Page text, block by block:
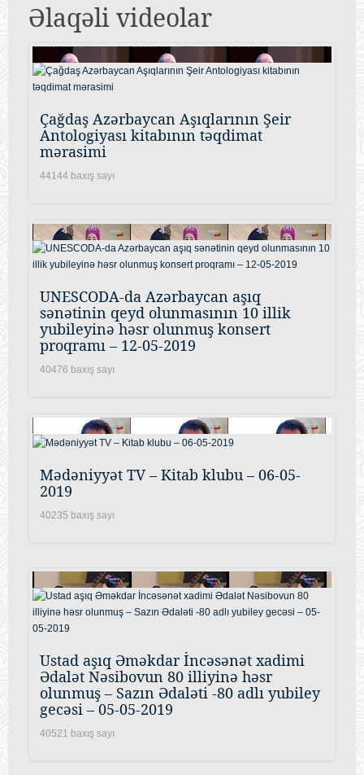
Əlaqəli videolar
Çağdaş Azərbaycan Aşıqlarının Şeir
Antologiyası kitabının təqdimat
mərasimi
44144 baxış sayı
UNESCODA-da Azərbaycan aşıq
sənətinin qeyd olunmasının 10 illik
yubileyinə həsr olunmuş konsert
proqramı – 12-05-2019
40476 baxış sayı
Mədəniyyət TV – Kitab klubu – 06-05-
2019
40235 baxış sayı
Ustad aşıq Əməkdar İncəsənət xadimi
Ədalət Nəsibovun 80 illiyinə həsr
olunmuş – Sazın Ədaləti -80 adlı yubiley
gecəsi – 05-05-2019
40521 baxış sayı